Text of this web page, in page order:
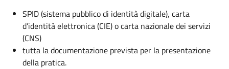
SPID (sistema pubblico di identità digitale), carta
d’identità elettronica (CIE) o carta nazionale dei servizi
(CNS)
tutta la documentazione prevista per la presentazione
della pratica.